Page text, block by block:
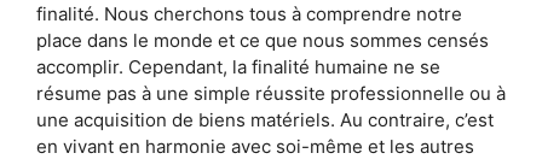
finalité. Nous cherchons tous à comprendre notre
place dans le monde et ce que nous sommes censés
accomplir. Cependant, la finalité humaine ne se
résume pas à une simple réussite professionnelle ou à
une acquisition de biens matériels. Au contraire, c’est
en vivant en harmonie avec soi-même et les autres